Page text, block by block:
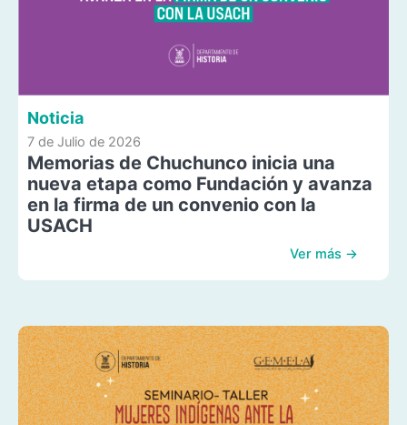
Noticia
7 de Julio de 2026
Memorias de Chuchunco inicia una
nueva etapa como Fundación y avanza
en la firma de un convenio con la
USACH
Ver más →